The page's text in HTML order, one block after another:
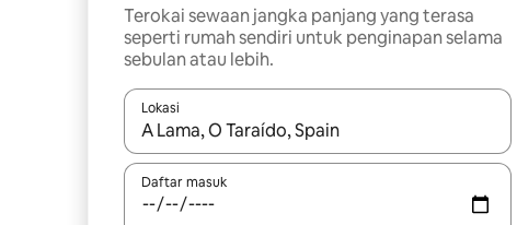
Terokai sewaan jangka panjang yang terasa
seperti rumah sendiri untuk penginapan selama
sebulan atau lebih.
Lokasi
Apabila hasil tersedia, navigasi dengan kekunci
Daftar masuk